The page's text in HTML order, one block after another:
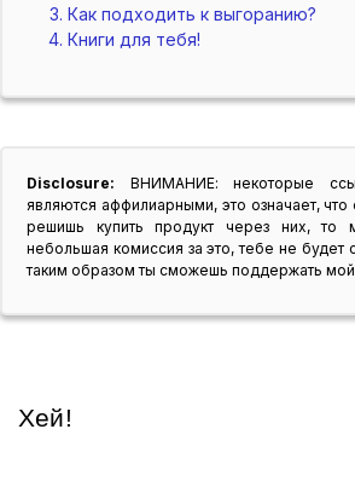
Как подходить к выгоранию?
Книги для тебя!
Disclosure: ВНИМАНИЕ: некоторые
являются аффилиарными, это означает, что
решишь купить продукт через них, то
небольшая комиссия за это, тебе не будет
таким образом ты сможешь поддержать мой
Хей!